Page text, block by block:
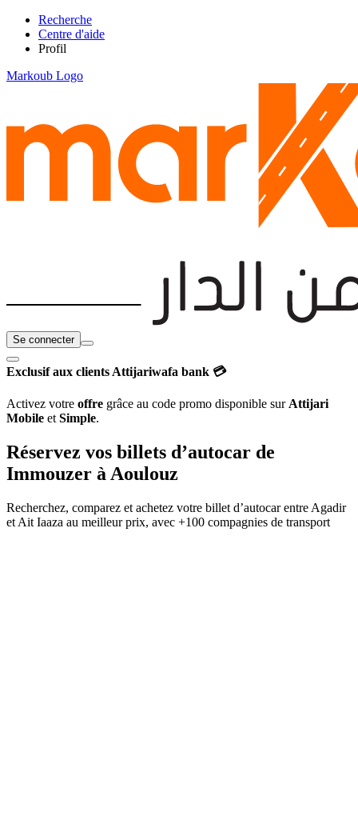
Recherche
Centre d'aide
Profil
Markoub Logo
Se connecter
Exclusif aux clients Attijariwafa bank 💳
Activez votre offre grâce au code promo disponible sur Attijari
Mobile et Simple.
Réservez vos billets d’autocar de
Immouzer à Aoulouz
Recherchez, comparez et achetez votre billet d’autocar entre Agadir
et Ait Iaaza au meilleur prix, avec +100 compagnies de transport